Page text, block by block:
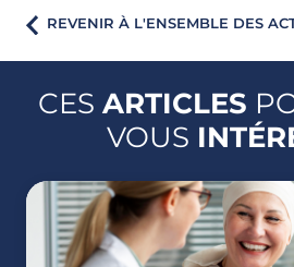
REVENIR À L'ENSEMBLE DES
CES ARTICLES
VOUS